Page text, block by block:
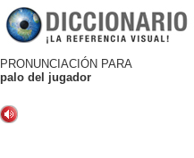
PRONUNCIACIÓN PARA
palo del jugador